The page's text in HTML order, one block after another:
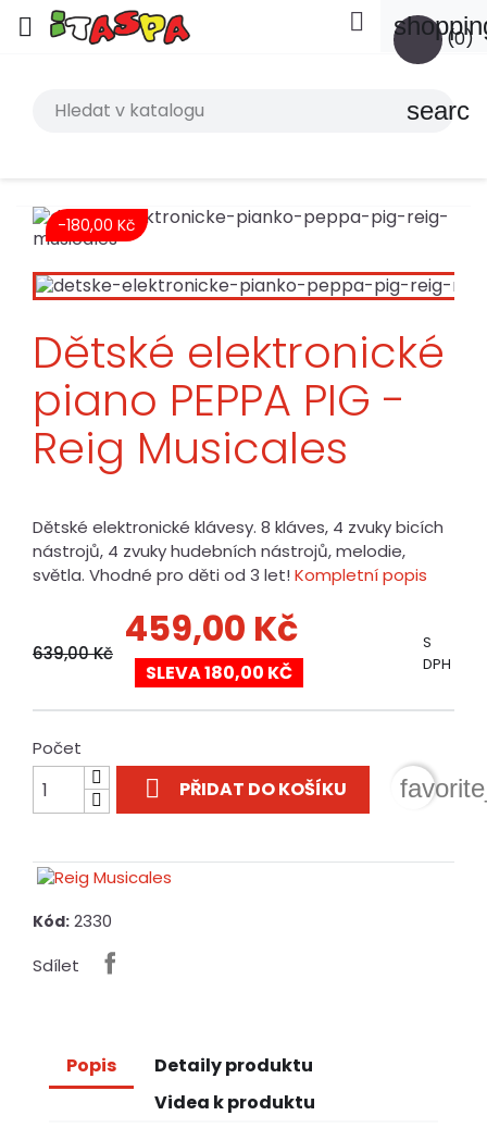
 (0)

search
-180,00 Kč
Dětské elektronické
piano PEPPA PIG -
Reig Musicales
Dětské elektronické klávesy. 8 kláves, 4 zvuky bicích
nástrojů, 4 zvuky hudebních nástrojů, melodie,
světla. Vhodné pro děti od 3 let! Kompletní popis
639,00 Kč
459,00 Kč
SLEVA 180,00 KČ
S
DPH
Počet
 PŘIDAT DO KOŠÍKU
Kód: 2330
Sdílet
Popis
Detaily produktu
Videa k produktu